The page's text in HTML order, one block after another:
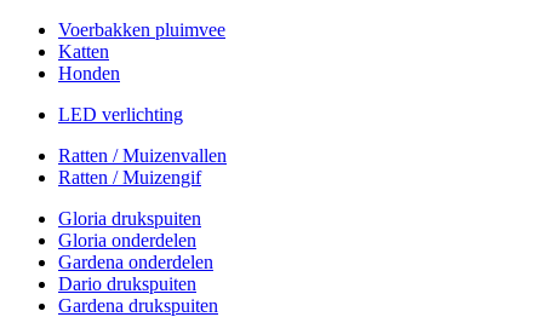
Voerbakken pluimvee
Katten
Honden
LED verlichting
Ratten / Muizenvallen
Ratten / Muizengif
Gloria drukspuiten
Gloria onderdelen
Gardena onderdelen
Dario drukspuiten
Gardena drukspuiten